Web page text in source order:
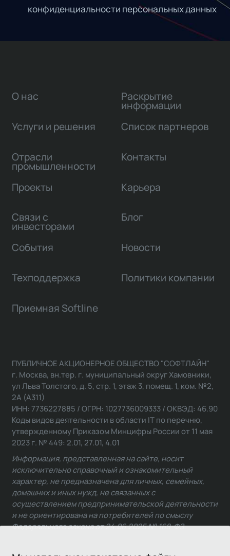
конфиденциальности персональных данных
О нас
Услуги и решения
Отрасли
промышленности
Проекты
Связи с
инвесторами
Раскрытие
информации
Список партнеров
Контакты
Карьера
Блог
События Новости
Техподдержка Политики компании
Приемная Softline
ПУБЛИЧНОЕ АКЦИОНЕРНОЕ ОБЩЕСТВО "СОФТЛАЙН"
г. Москва, вн.тер. г. муниципальный округ Хамовники,
ул Льва Толстого, д. 5, стр. 1, этаж 3, помещ. 1, ком. №2,
2А (А311)
ИНН: 7736227885 / ОГРН: 1027736009333 / ОКВЭД: 46.90
Коды видов деятельности в области IT по перечню,
утвержденному Приказом Минцифры России от 11 мая
2023 г. № 449: 2.01, 27.01, 4.01
Информация, представленная на сайте, носит
исключительно справочный и ознакомительный
характер, не предназначена для личных, семейных,
домашних и иных нужд, не связанных с
осуществлением предпринимательской деятельности
и не ориентирована на потребителей по смыслу
Федерального закона от 24.06.2025 № 168-ФЗ.